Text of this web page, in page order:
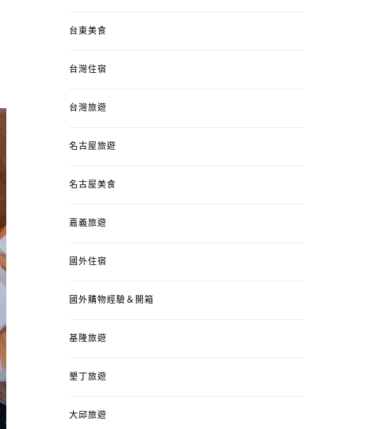
台東美食
台灣住宿
台灣旅遊
名古屋旅遊
名古屋美食
嘉義旅遊
國外住宿
國外購物經驗＆開箱
基隆旅遊
墾丁旅遊
大邱旅遊